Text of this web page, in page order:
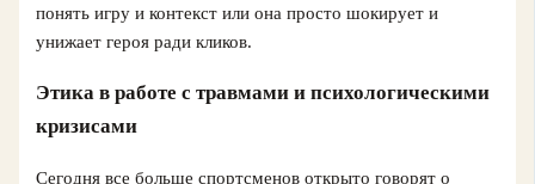
понять игру и контекст или она просто шокирует и
унижает героя ради кликов.
Этика в работе с травмами и психологическими
кризисами
Сегодня все больше спортсменов открыто говорят о